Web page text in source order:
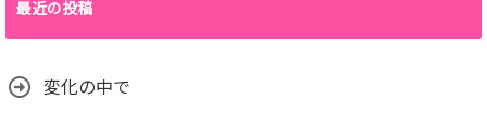
最近の投稿
変化の中で